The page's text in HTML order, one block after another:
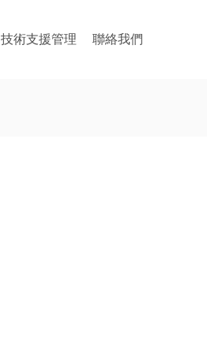
技術支援管理 聯絡我們